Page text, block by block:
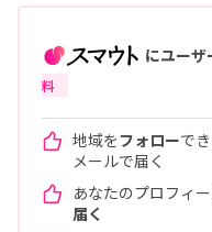
にユーザ
料
地域をフォローで
メールで届く
あなたのプロフィ
届く